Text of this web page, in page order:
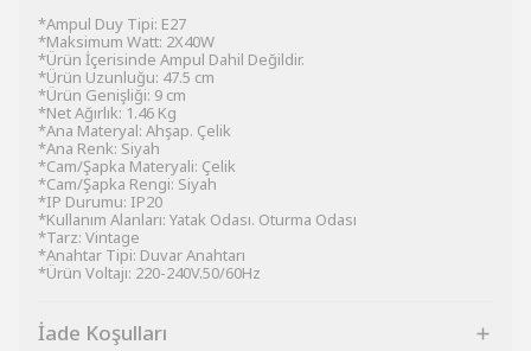
*Ampul Duy Tipi: E27
*Maksimum Watt: 2X40W
*Ürün İçerisinde Ampul Dahil Değildir.
*Ürün Uzunluğu: 47.5 cm
*Ürün Genişliği: 9 cm
*Net Ağırlık: 1.46 Kg
*Ana Materyal: Ahşap. Çelik
*Ana Renk: Siyah
*Cam/Şapka Materyali: Çelik
*Cam/Şapka Rengi: Siyah
*IP Durumu: IP20
*Kullanım Alanları: Yatak Odası. Oturma Odası
*Tarz: Vintage
*Anahtar Tipi: Duvar Anahtarı
*Ürün Voltajı: 220-240V.50/60Hz
İade Koşulları